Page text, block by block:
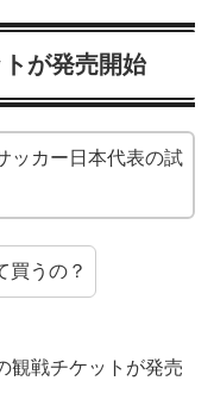
が発売開始
ッカー日本代表の試
買うの？
観戦チケットが発売